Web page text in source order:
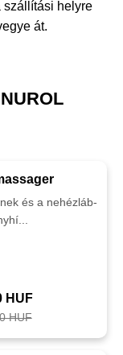
szállítási helyre
át.
és a nehézláb-
HUF
HUF